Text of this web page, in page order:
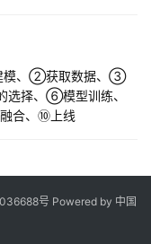
模、②获取数据、③
择、⑥模型训练、
合、⑩上线
号 Powered by 中国